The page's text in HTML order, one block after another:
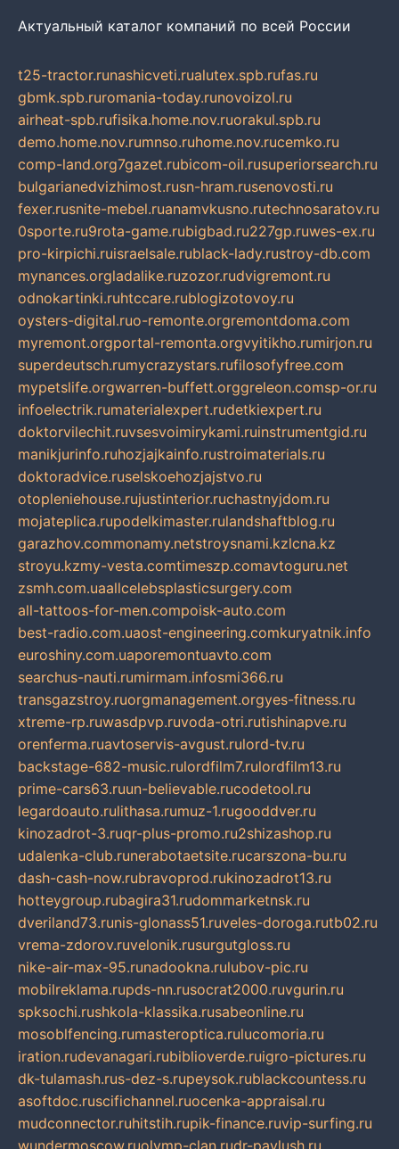
Актуальный каталог компаний по всей России
t25-tractor.runashicveti.rualutex.spb.rufas.ru
gbmk.spb.ruromania-today.runovoizol.ru
airheat-spb.rufisika.home.nov.ruorakul.spb.ru
demo.home.nov.rumnso.ruhome.nov.rucemko.ru
comp-land.org7gazet.rubicom-oil.rusuperiorsearch.ru
bulgarianedvizhimost.rusn-hram.rusenovosti.ru
fexer.rusnite-mebel.ruanamvkusno.rutechnosaratov.ru
0sporte.ru9rota-game.rubigbad.ru227gp.ruwes-ex.ru
pro-kirpichi.ruisraelsale.rublack-lady.rustroy-db.com
mynances.orgladalike.ruzozor.rudvigremont.ru
odnokartinki.ruhtccare.rublogizotovoy.ru
oysters-digital.ruo-remonte.orgremontdoma.com
myremont.orgportal-remonta.orgvyitikho.rumirjon.ru
superdeutsch.rumycrazystars.rufilosofyfree.com
mypetslife.orgwarren-buffett.orggreleon.comsp-or.ru
infoelectrik.rumaterialexpert.rudetkiexpert.ru
doktorvilechit.ruvsesvoimirykami.ruinstrumentgid.ru
manikjurinfo.ruhozjajkainfo.rustroimaterials.ru
doktoradvice.ruselskoehozjajstvo.ru
otopleniehouse.rujustinterior.ruchastnyjdom.ru
mojateplica.rupodelkimaster.rulandshaftblog.ru
garazhov.commonamy.netstroysnami.kzlcna.kz
stroyu.kzmy-vesta.comtimeszp.comavtoguru.net
zsmh.com.uaallcelebsplasticsurgery.com
all-tattoos-for-men.compoisk-auto.com
best-radio.com.uaost-engineering.comkuryatnik.info
euroshiny.com.uaporemontuavto.com
searchus-nauti.rumirmam.infosmi366.ru
transgazstroy.ruorgmanagement.orgyes-fitness.ru
xtreme-rp.ruwasdpvp.ruvoda-otri.rutishinapve.ru
orenferma.ruavtoservis-avgust.rulord-tv.ru
backstage-682-music.rulordfilm7.rulordfilm13.ru
prime-cars63.ruun-believable.rucodetool.ru
legardoauto.rulithasa.rumuz-1.rugooddver.ru
kinozadrot-3.ruqr-plus-promo.ru2shizashop.ru
udalenka-club.runerabotaetsite.rucarszona-bu.ru
dash-cash-now.rubravoprod.rukinozadrot13.ru
hotteygroup.rubagira31.rudommarketnsk.ru
dveriland73.runis-glonass51.ruveles-doroga.rutb02.ru
vrema-zdorov.ruvelonik.rusurgutgloss.ru
nike-air-max-95.runadookna.rulubov-pic.ru
mobilreklama.rupds-nn.rusocrat2000.ruvgurin.ru
spksochi.rushkola-klassika.rusabeonline.ru
mosoblfencing.rumasteroptica.rulucomoria.ru
iration.rudevanagari.rubiblioverde.ruigro-pictures.ru
dk-tulamash.rus-dez-s.rupeysok.rublackcountess.ru
asoftdoc.ruscifichannel.ruocenka-appraisal.ru
mudconnector.ruhitstih.rupik-finance.ruvip-surfing.ru
wundermoscow.ruolymp-clan.rudr-pavlush.ru